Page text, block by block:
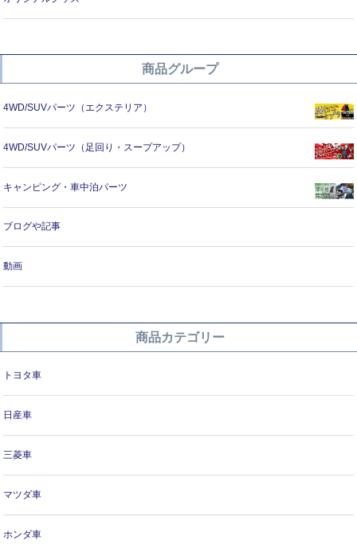
商品グループ
4WD/SUVパーツ（エクステリア）
4WD/SUVパーツ（足回り・スープアップ）
キャンピング・車中泊パーツ
ブログや記事
動画
商品カテゴリー
トヨタ車
日産車
三菱車
マツダ車
ホンダ車